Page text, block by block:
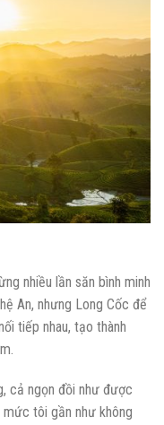
nhiều lần săn bình minh
An, nhưng Long Cốc để
tiếp nhau, tạo thành
cả ngọn đồi như được
tôi gần như không